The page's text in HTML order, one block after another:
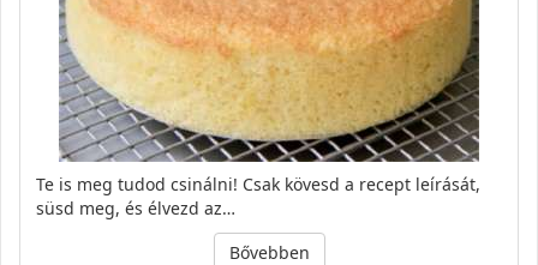
Te is meg tudod csinálni! Csak kövesd a recept leírását,
süsd meg, és élvezd az…
Bővebben